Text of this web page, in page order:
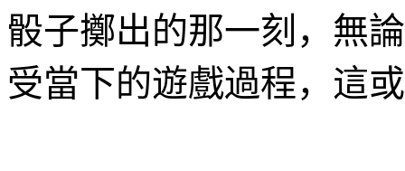
骰子擲出的那一刻，無
受當下的遊戲過程，這